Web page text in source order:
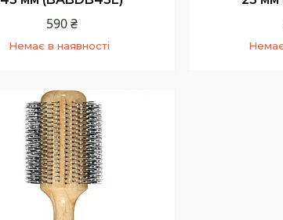
590 ₴
Немає в наявності
+380 (68) 331-23-66
Київстар
Немає